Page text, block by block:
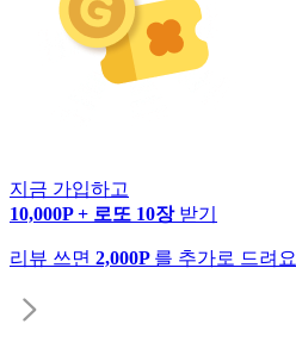
지금 가입하고
10,000P + 로또 10장 받기
리뷰 쓰면 2,000P 를 추가로 드려요